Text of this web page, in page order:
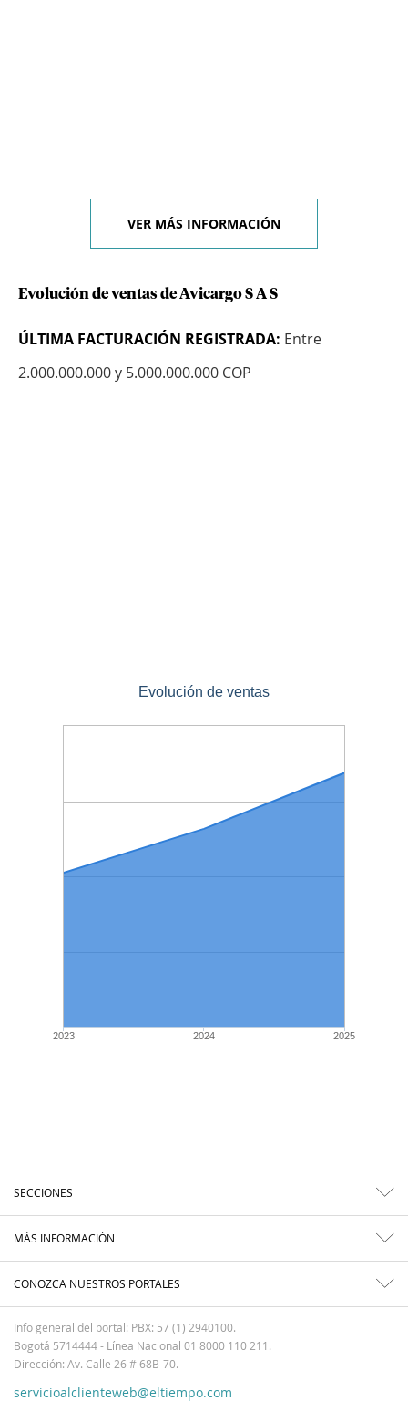
VER MÁS INFORMACIÓN
Evolución de ventas de Avicargo S A S
ÚLTIMA FACTURACIÓN REGISTRADA: Entre
2.000.000.000 y 5.000.000.000 COP
Evolución de ventas
2023 2024 2025
SECCIONES
MÁS INFORMACIÓN
CONOZCA NUESTROS PORTALES
Info general del portal: PBX: 57 (1) 2940100.
Bogotá 5714444 - Línea Nacional 01 8000 110 211.
Dirección: Av. Calle 26 # 68B-70.
servicioalclienteweb@eltiempo.com